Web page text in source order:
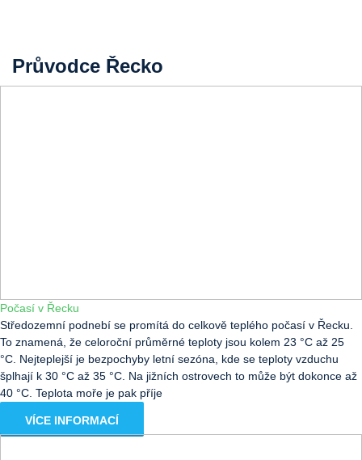
Průvodce Řecko
Počasí v Řecku
Středozemní podnebí se promítá do celkově teplého počasí v Řecku.
To znamená, že celoroční průměrné teploty jsou kolem 23 °C až 25
°C. Nejteplejší je bezpochyby letní sezóna, kde se teploty vzduchu
šplhají k 30 °C až 35 °C. Na jižních ostrovech to může být dokonce až
40 °C. Teplota moře je pak příje
VÍCE INFORMACÍ